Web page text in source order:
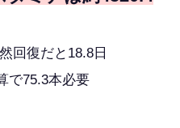
回復だと18.8日
で75.3本必要